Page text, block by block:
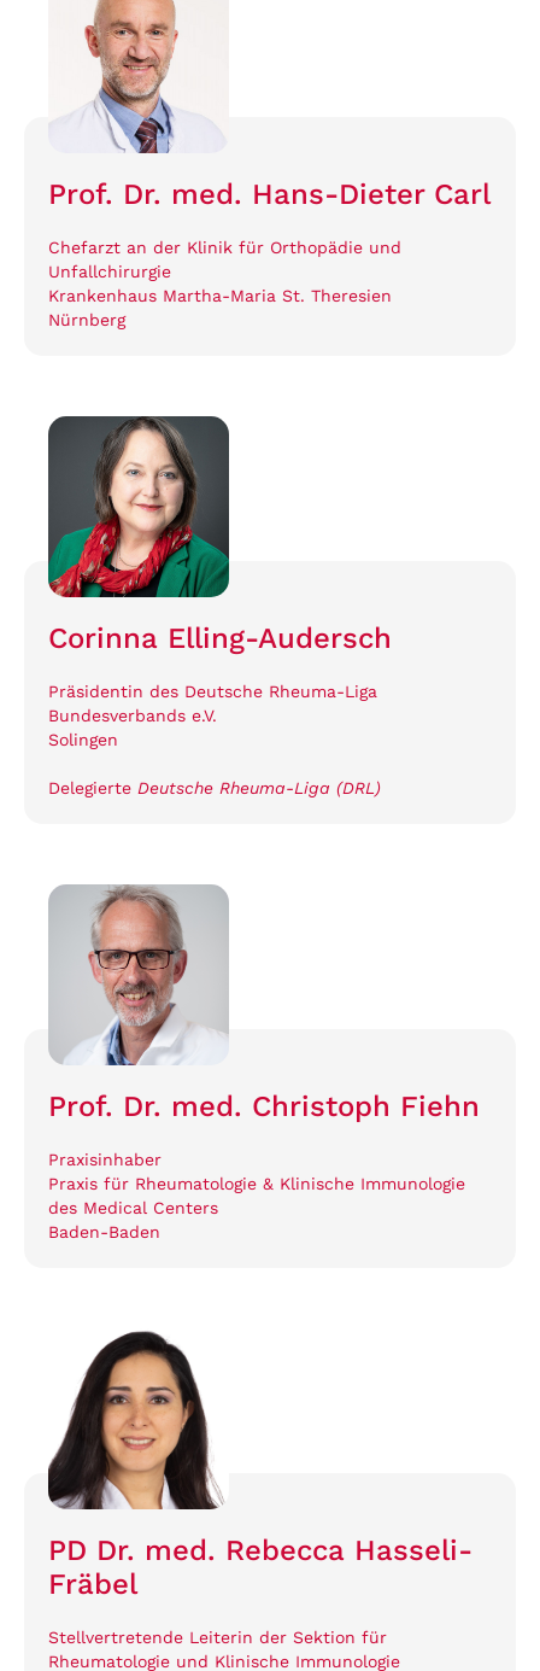
Prof. Dr. med. Hans-Dieter Carl
Chefarzt an der Klinik für Orthopädie und
Unfallchirurgie
Krankenhaus Martha-Maria St. Theresien
Nürnberg
Corinna Elling-Audersch
Präsidentin des Deutsche Rheuma-Liga
Bundesverbands e.V.
Solingen
Delegierte Deutsche Rheuma-Liga (DRL)
Prof. Dr. med. Christoph Fiehn
Praxisinhaber
Praxis für Rheumatologie & Klinische Immunologie
des Medical Centers
Baden-Baden
PD Dr. med. Rebecca Hasseli-
Fräbel
Stellvertretende Leiterin der Sektion für
Rheumatologie und Klinische Immunologie